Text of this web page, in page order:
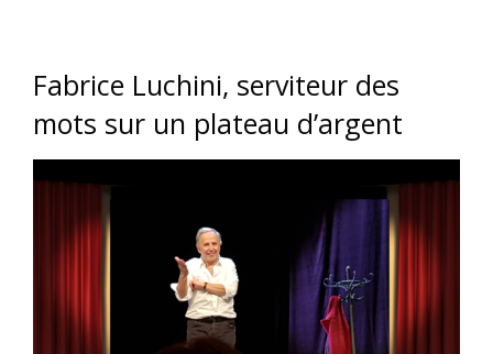
Fabrice Luchini, serviteur des
mots sur un plateau d’argent